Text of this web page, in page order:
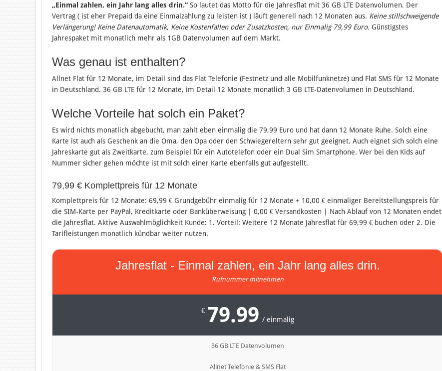
„Einmal zahlen, ein Jahr lang alles drin.“ So lautet das Motto für die Jahresflat mit 36 GB LTE Datenvolumen. Der
Vertrag ( ist eher Prepaid da eine Einmalzahlung zu leisten ist ) läuft generell nach 12 Monaten aus. Keine stillschweigende
Verlängerung! Keine Datenautomatik, Keine Kostenfallen oder Zusatzkosten, nur Einmalig 79,99 Euro. Günstigstes
Jahrespaket mit monatlich mehr als 1GB Datenvolumen auf dem Markt.
Was genau ist enthalten?
Allnet Flat für 12 Monate, im Detail sind das Flat Telefonie (Festnetz und alle Mobilfunknetze) und Flat SMS für 12 Monate
in Deutschland. 36 GB LTE für 12 Monate, im Detail 12 Monate monatlich 3 GB LTE-Datenvolumen in Deutschland.
Welche Vorteile hat solch ein Paket?
Es wird nichts monatlich abgebucht, man zahlt eben einmalig die 79,99 Euro und hat dann 12 Monate Ruhe. Solch eine
Karte ist auch als Geschenk an die Oma, den Opa oder den Schwiegereltern sehr gut geeignet. Auch eignet sich solch eine
Jahreskarte gut als Zweitkarte, zum Beispiel für ein Autotelefon oder ein Dual Sim Smartphone. Wer bei den Kids auf
Nummer sicher gehen möchte ist mit solch einer Karte ebenfalls gut aufgestellt.
79,99 € Komplettpreis für 12 Monate
Komplettpreis für 12 Monate: 69,99 € Grundgebühr einmalig für 12 Monate + 10,00 € einmaliger Bereitstellungspreis für
die SIM-Karte per PayPal, Kreditkarte oder Banküberweisung | 0,00 € Versandkosten | Nach Ablauf von 12 Monaten endet
die Jahresflat. Aktive Auswahlmöglichkeit Kunde: 1. Vorteil: Weitere 12 Monate Jahresflat für 69,99 € buchen oder 2. Die
Tarifleistungen monatlich kündbar weiter nutzen.
Jahresflat - Einmal zahlen, ein Jahr lang alles drin.
Rufnummer mitnehmen
€ 79.99 / einmalig
36 GB LTE Datenvolumen
Allnet Telefonie & SMS Flat